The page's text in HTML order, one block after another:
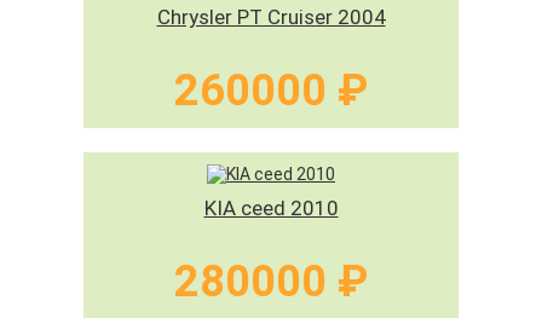
Chrysler PT Cruiser 2004
260000 ₽
KIA ceed 2010
280000 ₽